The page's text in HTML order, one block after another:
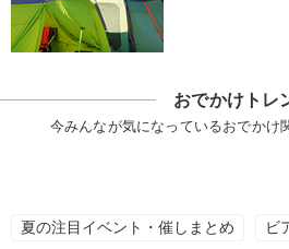
おでかけトレ
今みんなが気になっているおでかけ
夏の注目イベント・催しまとめ ビ